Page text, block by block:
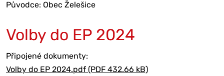
Původce: Obec Želešice
Volby do EP 2024
Připojené dokumenty:
Volby do EP 2024.pdf (PDF 432.66 kB)